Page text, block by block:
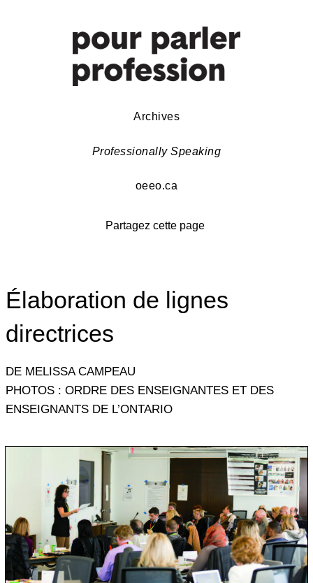
Archives
Professionally Speaking
oeeo.ca
Partagez cette page
Élaboration de lignes
directrices
DE MELISSA CAMPEAU
PHOTOS : ORDRE DES ENSEIGNANTES ET DES
ENSEIGNANTS DE L’ONTARIO